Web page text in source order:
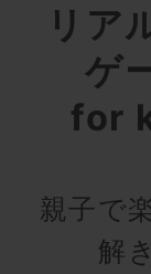
リア
ゲ
for
親子で
解